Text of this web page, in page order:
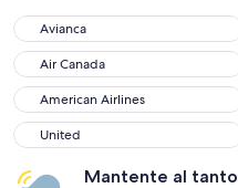
Avianca
Avianca
Air Canada
Air Canada
American Airlines
American Airlines
United
United
Mantente al tanto